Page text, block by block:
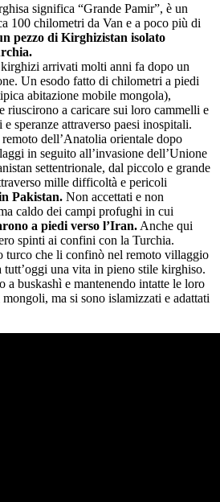
significa “Grande Pamir”, è un
100 chilometri da Van e a poco più di
pezzo di Kirghizistan isolato
arrivati molti anni fa dopo un
Un esodo fatto di chilometri a piedi
abitazione mobile mongola),
riuscirono a caricare sui loro cammelli e
speranze attraverso paesi inospitali.
dell’Anatolia orientale dopo
in seguito all’invasione dell’Unione
settentrionale, dal piccolo e grande
mille difficoltà e pericoli
Pakistan. Non accettati e non
caldo dei campi profughi in cui
a piedi verso l’Iran. Anche qui
spinti ai confini con la Turchia.
turco che li confinò nel remoto villaggio
una vita in pieno stile kirghiso.
a buskashì e mantenendo intatte le loro
ma si sono islamizzati e adattati